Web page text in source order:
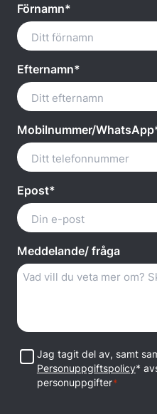
Förnamn*
Efternamn*
Mobilnummer/
Epost*
Meddelande/ fråga
Samtycke
Jag tagit del av, samt
Personuppgiftspolicy*
personuppgifter*